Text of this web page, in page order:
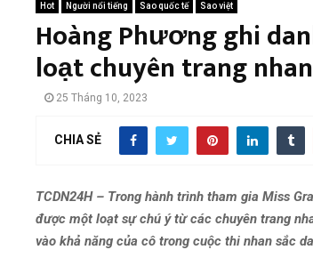
Hot Người nổi tiếng Sao quốc tế Sao việt
Hoàng Phương ghi
loạt chuyên trang
25 Tháng 10, 2023
CHIA SẺ
TCDN24H – Trong hành trình tham gia Miss
được một loạt sự chú ý từ các chuyên trang
vào khả năng của cô trong cuộc thi nhan sắc